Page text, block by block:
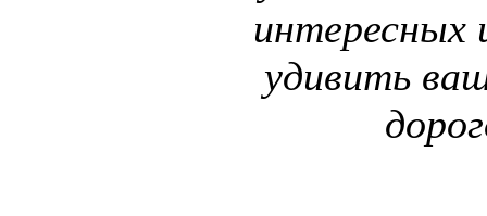
интересных
удивить